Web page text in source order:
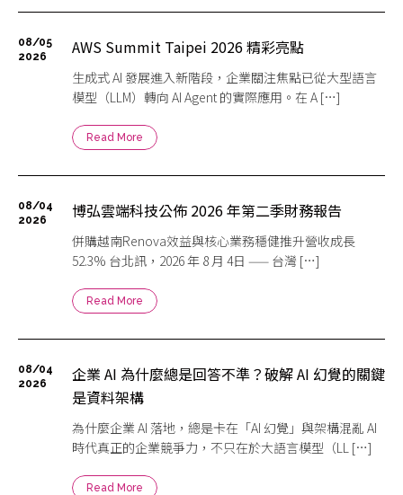
08/05
2026
AWS Summit Taipei 2026 精彩亮點
生成式 AI 發展進入新階段，企業關注焦點已從大型語言
模型（LLM）轉向 AI Agent 的實際應用。在 A […]
Read More
08/04
2026
博弘雲端科技公佈 2026 年第二季財務報告
併購越南Renova效益與核心業務穩健推升營收成長
52.3% 台北訊，2026 年 8 月 4日 —— 台灣 […]
Read More
08/04
2026
企業 AI 為什麼總是回答不準？破解 AI 幻覺的關鍵
是資料架構
為什麼企業 AI 落地，總是卡在「AI 幻覺」與架構混亂 AI
時代真正的企業競爭力，不只在於大語言模型（LL […]
Read More